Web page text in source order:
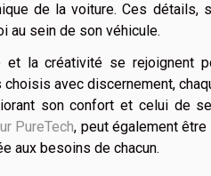
de la voiture. Ces détails,
au sein de son véhicule.
la créativité se rejoignent
avec discernement,
son confort et celui de
PureTech, peut également
aux besoins de chacun.